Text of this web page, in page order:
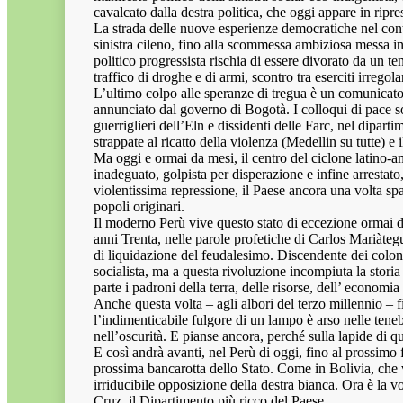
cavalcato dalla destra politica, che oggi appare in
La strada delle nuove esperienze democratiche nel
sinistra cileno, fino alla scommessa ambiziosa
politico progressista rischia di essere divorato da un
traffico di droghe e di armi, scontro tra eserciti
L’ultimo colpo alle speranze di tregua è un
annunciato dal governo di Bogotà. I colloqui di pace
guerriglieri dell’Eln e dissidenti delle Farc, nel
strappate al ricatto della violenza (Medellin su tutte)
Ma oggi e ormai da mesi, il centro del ciclone latino-
inadeguato, golpista per disperazione e infine
violentissima repressione, il Paese ancora una volta
popoli originari.
Il moderno Perù vive questo stato di eccezione
anni Trenta, nelle parole profetiche di Carlos
di liquidazione del feudalesimo. Discendente dei
socialista, ma a questa rivoluzione incompiuta la
parte i padroni della terra, delle risorse, dell’
Anche questa volta – agli albori del terzo millennio –
l’indimenticabile fulgore di un lampo è arso nelle
nell’oscurità. E pianse ancora, perché sulla lapide di
E così andrà avanti, nel Perù di oggi, fino al
prossima bancarotta dello Stato. Come in Bolivia,
irriducibile opposizione della destra bianca. Ora è la